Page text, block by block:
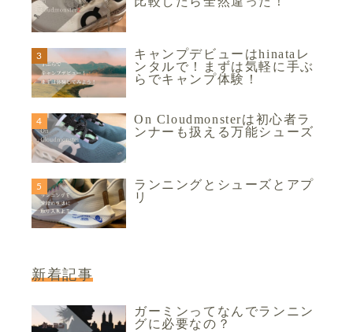
キャンプデビューはhinataレ
ンタルで！まずは気軽に手ぶ
らでキャンプ体験！
On Cloudmonsterは初心者ラ
ンナーも扱える万能シューズ
ランニングとシューズとアプ
リ
新着記事
ガーミンってなんでランニン
グに必要なの？